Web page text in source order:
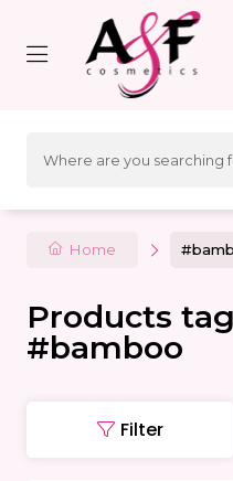
Home
Products
#bamboo
Filter